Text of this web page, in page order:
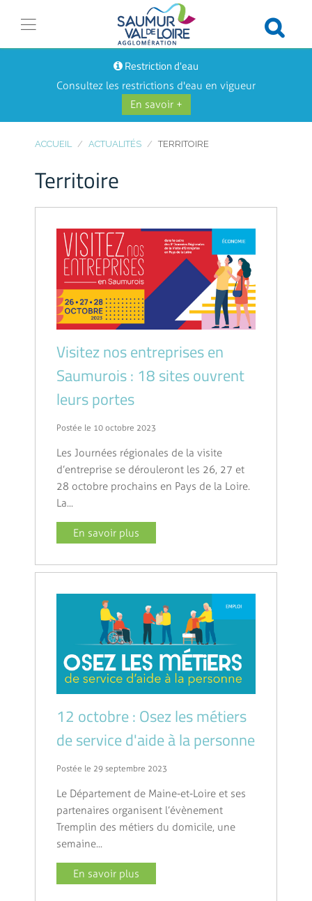
Restriction d'eau
Consultez les restrictions d'eau en vigueur
En savoir +
ACCUEIL ACTUALITÉS TERRITOIRE
Territoire
Visitez nos entreprises en
Saumurois : 18 sites ouvrent
leurs portes
Postée le 10 octobre 2023
Les Journées régionales de la visite
d’entreprise se dérouleront les 26, 27 et
28 octobre prochains en Pays de la Loire.
La...
En savoir plus
12 octobre : Osez les métiers
de service d'aide à la personne
Postée le 29 septembre 2023
Le Département de Maine-et-Loire et ses
partenaires organisent l’évènement
Tremplin des métiers du domicile, une
semaine...
En savoir plus